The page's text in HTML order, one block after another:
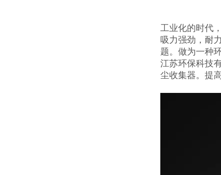
工业化的时代
吸力强劲，耐
题。做为一种
江苏环保科技
尘收集器。提